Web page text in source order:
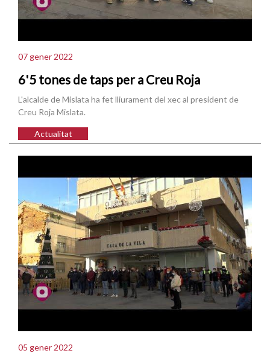
07 gener 2022
6'5 tones de taps per a Creu Roja
L'alcalde de Mislata ha fet lliurament del xec al president de
Creu Roja Mislata.
Actualitat
05 gener 2022